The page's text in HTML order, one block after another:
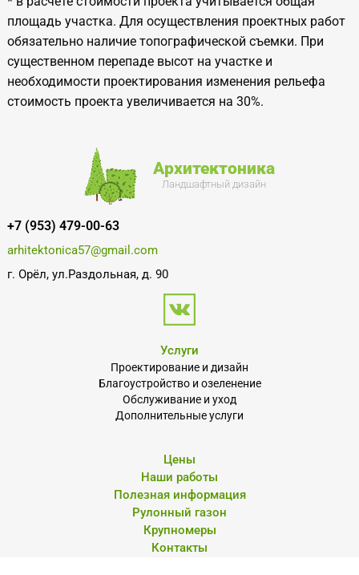
площадь участка. Для осуществления проектных работ
обязательно наличие топографической съемки. При
существенном перепаде высот на участке и
необходимости проектирования изменения рельефа
стоимость проекта увеличивается на 30%.
Архитектоника
Ландшафтный дизайн
+7 (953) 479-00-63
arhitektonica57@gmail.com
г. Орёл, ул.Раздольная, д. 90
Услуги
Проектирование и дизайн
Благоустройство и озеленение
Обслуживание и уход
Дополнительные услуги
Цены
Наши работы
Полезная информация
Рулонный газон
Крупномеры
Контакты